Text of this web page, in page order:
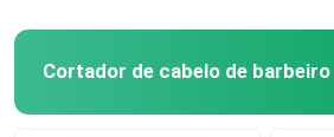
Trimmer de cabelo à prova d'água
Cortador de cabelo de barbeiro